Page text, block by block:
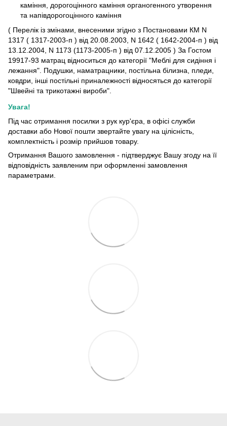
каміння, дорогоцінного каміння органогенного утворення
та напівдорогоцінного каміння
( Перелік із змінами, внесеними згідно з Постановами КМ N
1317 ( 1317-2003-п ) від 20.08.2003, N 1642 ( 1642-2004-п ) від
13.12.2004, N 1173 (1173-2005-п ) від 07.12.2005 ) За Гостом
19917-93 матрац відноситься до категорії "Меблі для сидіння і
лежання". Подушки, наматрацники, постільна білизна, пледи,
ковдри, інші постільні приналежності відносяться до категорії
"Швейні та трикотажні вироби".
Увага!
Під час отримання посилки з рук кур'єра, в офісі служби
доставки або Нової пошти звертайте увагу на цілісність,
комплектність і розмір прийшов товару.
Отримання Вашого замовлення - підтверджує Вашу згоду на її
відповідність заявленим при оформленні замовлення
параметрами.